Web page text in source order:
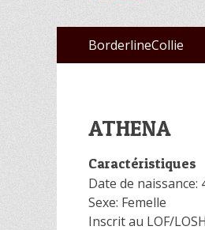
Premier
BorderlineCollie
ATHENA
Caractéristiques
Date de naissance:
Sexe: Femelle
Inscrit au LOF/